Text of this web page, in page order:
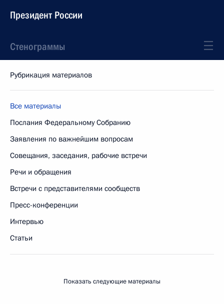
Президент России
Стенограммы
Рубрикация материалов
Все материалы
Послания Федеральному Собранию
Заявления по важнейшим вопросам
Совещания, заседания, рабочие встречи
Речи и обращения
Встречи с представителями сообществ
Пресс-конференции
Интервью
Статьи
Показать следующие материалы